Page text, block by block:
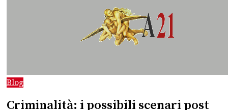
Blog
Criminalità: i possibili scenari post